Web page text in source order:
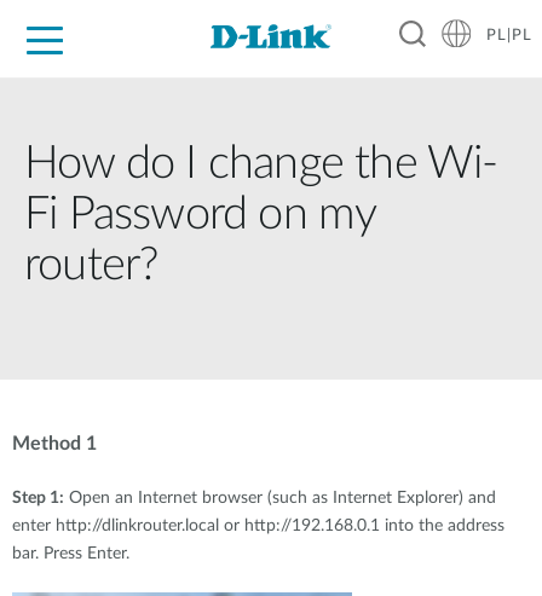
PL|PL
How do I change the Wi-
Fi Password on my
router?
Method 1
Step 1: Open an Internet browser (such as Internet Explorer) and
enter http://dlinkrouter.local or http://192.168.0.1 into the address
bar. Press Enter.